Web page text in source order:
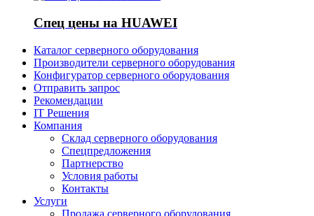
Спец цены на HUAWEI
Каталог серверного оборудования
Производители серверного оборудования
Конфигуратор серверного оборудования
Отправить запрос
Рекомендации
IT Решения
Компания
Склад серверного оборудования
Спецпредложения
Партнерство
Условия работы
Контакты
Услуги
Продажа серверного оборудования